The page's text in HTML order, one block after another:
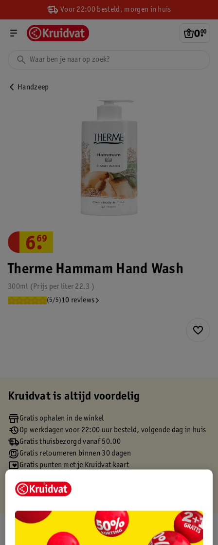
Voor 22:00 besteld, morgen in huis
0.
00
Handzeep
Therme Hammam Hand Wash
300ml 22.3
Prijs per liter
(5/5)10 reviews
6.
69
Kruidvat is altijd voordelig
Gratis ophalen in de winkel
Op werkdagen voor 22:00 uur besteld, volgende dag in huis
Gratis thuisbezorgd vanaf 50.00
Gratis retourneren binnen 30 dagen
Gratis punten met je Kruidvat kaart
Over dit product